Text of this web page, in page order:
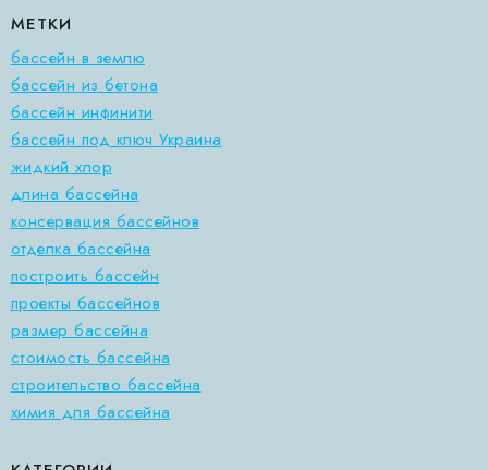
МЕТКИ
бассейн в землю
бассейн из бетона
бассейн инфинити
бассейн под ключ Украина
жидкий хлор
длина бассейна
консервация бассейнов
отделка бассейна
построить бассейн
проекты бассейнов
размер бассейна
стоимость бассейна
строительство бассейна
химия для бассейна